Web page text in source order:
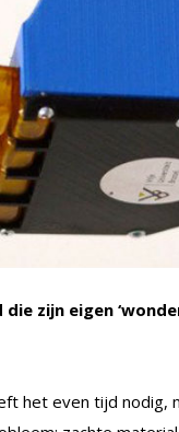
zijn eigen
het even tijd nodig,